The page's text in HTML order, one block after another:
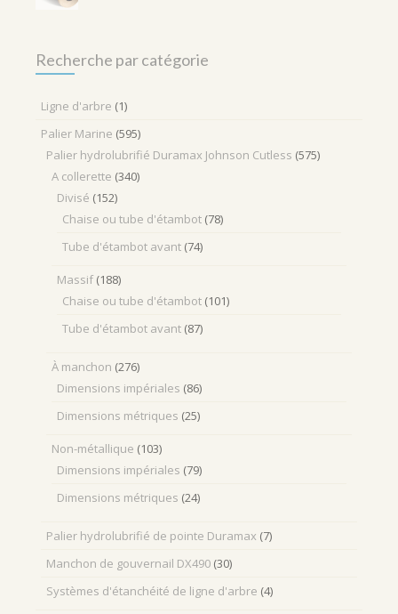
Recherche par catégorie
Ligne d'arbre (1)
Palier Marine (595)
Palier hydrolubrifié Duramax Johnson Cutless (575)
A collerette (340)
Divisé (152)
Chaise ou tube d'étambot (78)
Tube d'étambot avant (74)
Massif (188)
Chaise ou tube d'étambot (101)
Tube d'étambot avant (87)
À manchon (276)
Dimensions impériales (86)
Dimensions métriques (25)
Non-métallique (103)
Dimensions impériales (79)
Dimensions métriques (24)
Palier hydrolubrifié de pointe Duramax (7)
Manchon de gouvernail DX490 (30)
Systèmes d'étanchéité de ligne d'arbre (4)